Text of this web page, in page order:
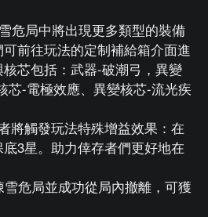
危局中將出現更多類型的裝備
前往玩法的定制補給箱介面進
芯包括：武器-破潮弓，異變
芯-電極效應、異變核芯-流光疾
將觸發玩法特殊增益效果：在
3星。助力倖存者們更好地在
危局並成功從局內撤離，可獲